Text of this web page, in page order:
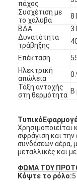
πάχος
Συσχέτιση με
το χάλυβα
8
ΒΔΑ
3
Δυνατότητα
τράβηξης
Επέκταση
Ηλεκτρική
απώλεια
Τάξη αντοχής
στη θερμότητα Β
Τυπικό
Χρησιμοποιείται
σφράγιση και
συνδέσεων αέρα,
μεταλλικές και
ΦΩΜΑ ΤΟΥ
Κόψτε το ρόλο: